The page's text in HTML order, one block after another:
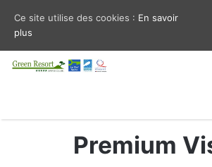
Premium
Ce site utilise des cookies : En savoir
plus